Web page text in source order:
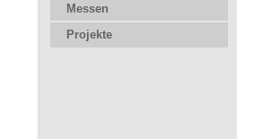
Messen
Projekte